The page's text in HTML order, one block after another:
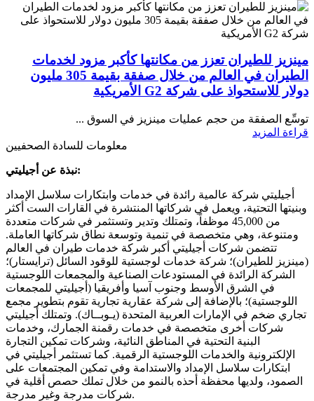
مينزيز للطيران تعزز من مكانتها كأكبر مزود لخدمات
الطيران في العالم من خلال صفقة بقيمة 305 مليون
دولار للاستحواذ على شركة G2 الأمريكية
توسِّع الصفقة من حجم عمليات مينزيز في السوق ...
قراءة المزيد
معلومات للسادة الصحفيين
نبذة عن أجيليتي:
أجيليتي شركة عالمية رائدة في خدمات وابتكارات سلاسل الإمداد
وبنيتها التحتية، ويعمل في شركاتها المنتشرة في القارات الست أكثر
من 45,000 موظفاً، وتمتلك وتدير وتستثمر في شركات متعددة
ومتنوعة، وهي متخصصة في تنمية وتوسعة نطاق شركاتها العاملة.
تتضمن شركات أجيليتي أكبر شركة خدمات طيران في العالم
(مينزيز للطيران)؛ شركة خدمات لوجستية للوقود السائل (ترايستار)؛
الشركة الرائدة في المستودعات الصناعية والمجمعات اللوجستية
في الشرق الأوسط وجنوب آسيا وأفريقيا (أجيليتي للمجمعات
اللوجستية)؛ بالإضافة إلى شركة عقارية تجارية تقوم بتطوير مجمع
تجاري ضخم في الإمارات العربية المتحدة (يـوبــاك). وتمتلك أجيليتي
شركات أخرى متخصصة في خدمات رقمنة الجمارك، وخدمات
البنية التحتية في المناطق النائية، وشركات تمكين التجارة
الإلكترونية والخدمات اللوجستية الرقمية. كما تستثمر أجيليتي في
ابتكارات سلاسل الإمداد والاستدامة وفي تمكين المجتمعات على
الصمود، ولديها محفظة أحذه بالنمو من خلال تملك حصص أقلية في
شركات مدرجة وغير مدرجة.